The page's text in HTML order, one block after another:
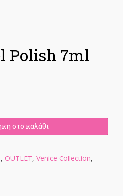
Polish 7ml
στο καλάθι
, OUTLET, Venice Collection,